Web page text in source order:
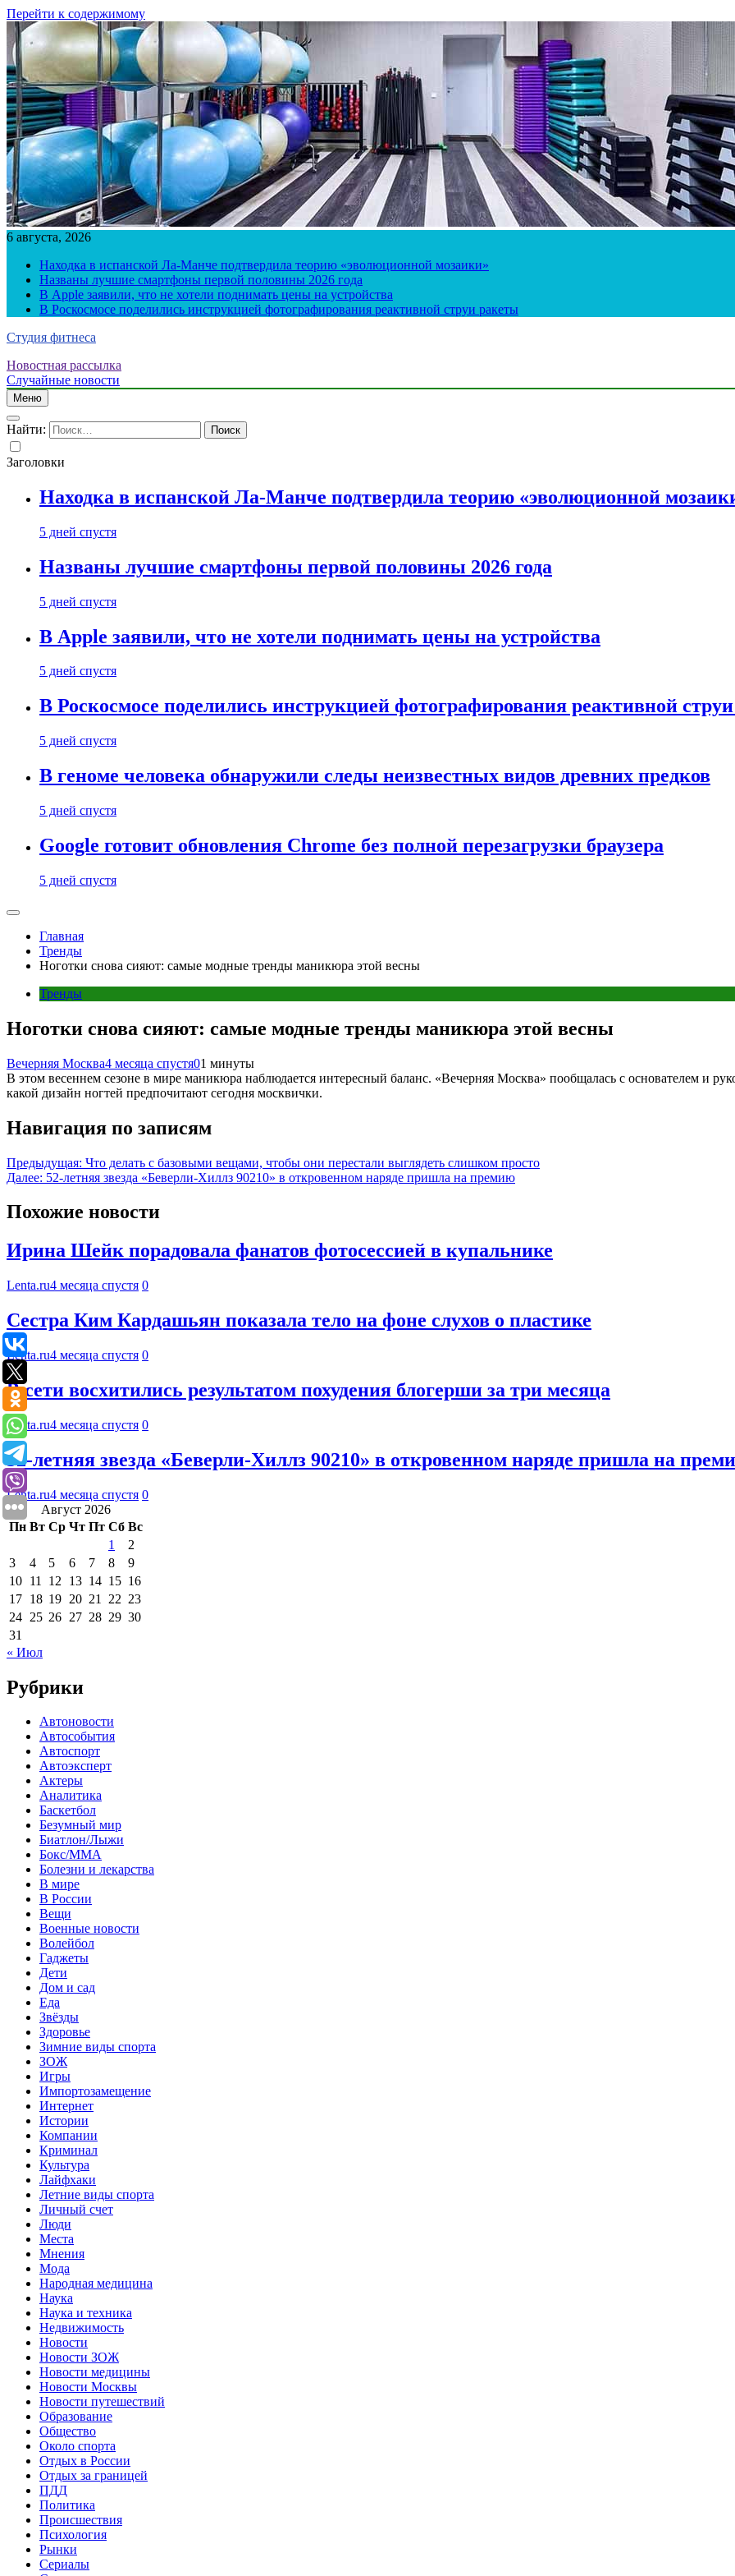
Перейти к содержимому
6 августа, 2026
Находка в испанской Ла-Манче подтвердила теорию «эволюционной мозаики»
Названы лучшие смартфоны первой половины 2026 года
В Apple заявили, что не хотели поднимать цены на устройства
В Роскосмосе поделились инструкцией фотографирования реактивной струи ракеты
Студия фитнеса
Новостная рассылка
Случайные новости
Меню
Найти:
Заголовки
Находка в испанской Ла-Манче подтвердила теорию «эволюционной
5 дней спустя
Названы лучшие смартфоны первой половины 2026 года
5 дней спустя
В Apple заявили, что не хотели поднимать цены на устройства
5 дней спустя
В Роскосмосе поделились инструкцией фотографирования реактивной
5 дней спустя
В геноме человека обнаружили следы неизвестных видов древних предков
5 дней спустя
Google готовит обновления Chrome без полной перезагрузки браузера
5 дней спустя
Главная
Тренды
Ноготки снова сияют: самые модные тренды маникюра этой весны
Тренды
Ноготки снова сияют: самые модные тренды маникюра этой весны
Вечерняя Москва4 месяца спустя01 минуты
В этом весеннем сезоне в мире маникюра наблюдается интересный баланс. «Вечерняя Москва» пообщалась с основателем и
какой дизайн ногтей предпочитают сегодня москвички.
Навигация по записям
Предыдущая: Что делать с базовыми вещами, чтобы они перестали выглядеть слишком просто
Далее: 52-летняя звезда «Беверли-Хиллз 90210» в откровенном наряде пришла на премию
Похожие новости
Ирина Шейк порадовала фанатов фотосессией в купальнике
Lenta.ru4 месяца спустя 0
Сестра Ким Кардашьян показала тело на фоне слухов о пластике
Lenta.ru4 месяца спустя 0
В сети восхитились результатом похудения блогерши за три месяца
Lenta.ru4 месяца спустя 0
52-летняя звезда «Беверли-Хиллз 90210» в откровенном наряде пришла на
Lenta.ru4 месяца спустя 0
Август 2026
Пн Вт Ср Чт Пт Сб Вс
1
2
3
4 5 6 7 8
9
10 11 12 13 14 15 16
17 18 19 20 21 22 23
24 25 26 27 28 29 30
31
« Июл
Рубрики
Автоновости
Автособытия
Автоспорт
Автоэксперт
Актеры
Аналитика
Баскетбол
Безумный мир
Биатлон/Лыжи
Бокс/MMA
Болезни и лекарства
В мире
В России
Вещи
Военные новости
Волейбол
Гаджеты
Дети
Дом и сад
Еда
Звёзды
Здоровье
Зимние виды спорта
ЗОЖ
Игры
Импортозамещение
Интернет
Истории
Компании
Криминал
Культура
Лайфхаки
Летние виды спорта
Личный счет
Люди
Места
Мнения
Мода
Народная медицина
Наука
Наука и техника
Недвижимость
Новости
Новости ЗОЖ
Новости медицины
Новости Москвы
Новости путешествий
Образование
Общество
Около спорта
Отдых в России
Отдых за границей
ПДД
Политика
Происшествия
Психология
Рынки
Сериалы